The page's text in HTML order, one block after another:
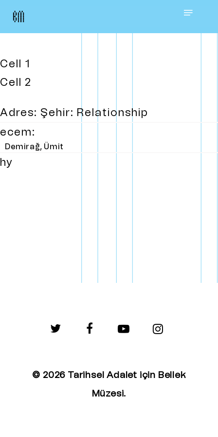
Skip
content
Menu
Cell 1
Cell 2
Adres: Şehir: Relationship
ecem:
Demirağ, Ümit
hy
facebook
© 2026 Tarihsel Adalet için Bellek
Müzesi.